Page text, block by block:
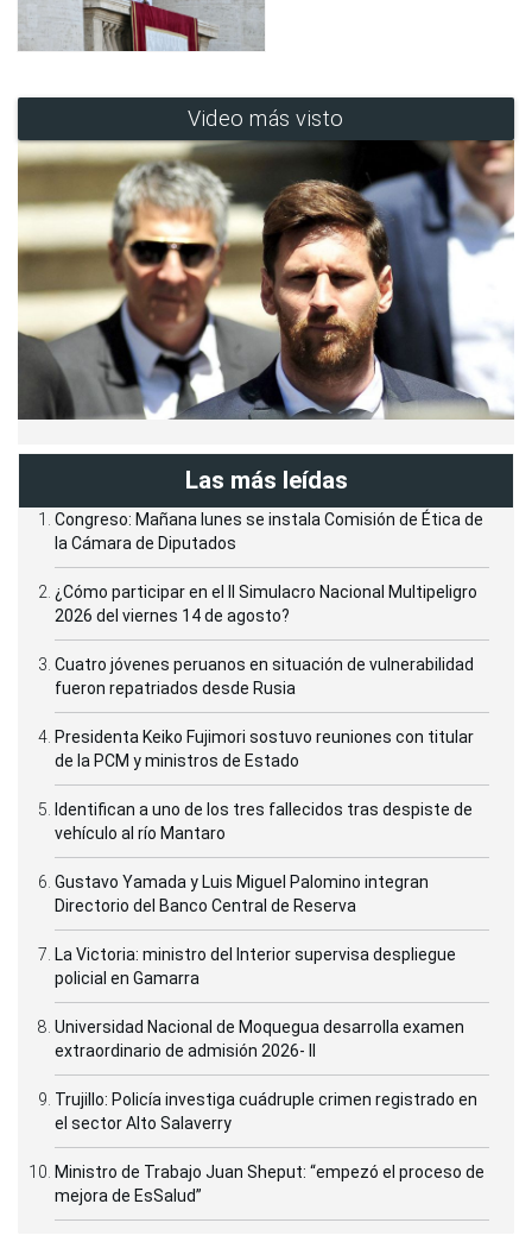
Video más visto
Las más leídas
Congreso: Mañana lunes se instala Comisión de Ética de
la Cámara de Diputados
¿Cómo participar en el II Simulacro Nacional Multipeligro
2026 del viernes 14 de agosto?
Cuatro jóvenes peruanos en situación de vulnerabilidad
fueron repatriados desde Rusia
Presidenta Keiko Fujimori sostuvo reuniones con titular
de la PCM y ministros de Estado
Identifican a uno de los tres fallecidos tras despiste de
vehículo al río Mantaro
Gustavo Yamada y Luis Miguel Palomino integran
Directorio del Banco Central de Reserva
La Victoria: ministro del Interior supervisa despliegue
policial en Gamarra
Universidad Nacional de Moquegua desarrolla examen
extraordinario de admisión 2026- II
Trujillo: Policía investiga cuádruple crimen registrado en
el sector Alto Salaverry
Ministro de Trabajo Juan Sheput: “empezó el proceso de
mejora de EsSalud”